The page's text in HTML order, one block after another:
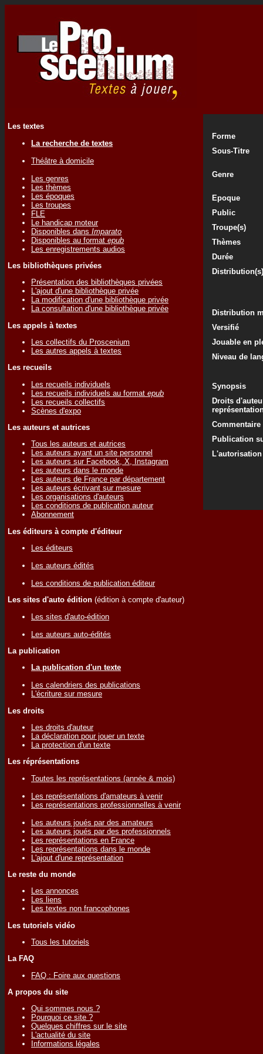
Les textes
La recherche de textes
Théâtre à domicile
Les genres
Les thèmes
Les époques
Les troupes
FLE
Le handicap moteur
Disponibles dans Imparato
Disponibles au format epub
Les enregistrements audios
Les bibliothèques privées
Présentation des bibliothèques privées
L'ajout d'une bibliothèque privée
La modification d'une bibliothèque privée
La consultation d'une bibliothèque privée
Les appels à textes
Les collectifs du Proscenium
Les autres appels à textes
Les recueils
Les recueils individuels
Les recueils individuels au format epub
Les recueils collectifs
Scènes d'expo
Les auteurs et autrices
Tous les auteurs et autrices
Les auteurs ayant un site personnel
Les auteurs sur Facebook, X, Instagram
Les auteurs dans le monde
Les auteurs de France par département
Les auteurs écrivant sur mesure
Les organisations d'auteurs
Les conditions de publication auteur
Abonnement
Les éditeurs à compte d'éditeur
Les éditeurs
Les auteurs édités
Les conditions de publication éditeur
Les sites d'auto édition (édition à compte d'auteur)
Les sites d'auto-édition
Les auteurs auto-édités
La publication
La publication d'un texte
Les calendriers des publications
L'écriture sur mesure
Les droits
Les droits d'auteur
La déclaration pour jouer un texte
La protection d'un texte
Les réprésentations
Toutes les représentations (année & mois)
Les représentations d'amateurs à venir
Les représentations professionnelles à venir
Les auteurs joués par des amateurs
Les auteurs joués par des professionnels
Les représentations en France
Les représentations dans le monde
L'ajout d'une représentation
Le reste du monde
Les annonces
Les liens
Les textes non francophones
Les tutoriels vidéo
Tous les tutoriels
La FAQ
FAQ : Foire aux questions
A propos du site
Qui sommes nous ?
Pourquoi ce site ?
Quelques chiffres sur le site
L'actualité du site
Informations légales
Forme
Sous-Titre
Genre
Epoque
Public
Troupe(s)
Thèmes
Durée
Distribution(s)
Distribution
Versifié
Jouable en
Niveau de
Synopsis
Droits
Publication
L'autorisation